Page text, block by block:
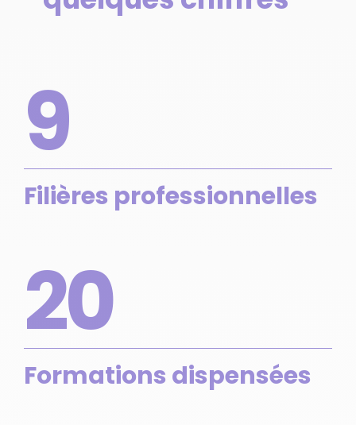
9
Filières professionnelles
20
Formations dispensées